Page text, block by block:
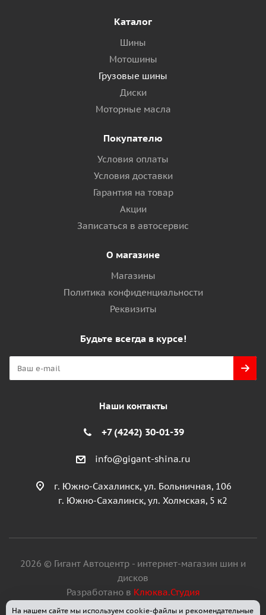
Каталог
Шины
Мотошины
Грузовые шины
Диски
Моторные масла
Покупателю
Условия оплаты
Условия доставки
Гарантия на товар
Акции
Записаться в автосервис
О магазине
Магазины
Политика конфиденциальности
Реквизиты
Будьте всегда в курсе!
Наши контакты
+7 (4242) 30-01-39
info@gigant-shina.ru
г. Южно-Сахалинск, ул. Больничная, 106
г. Южно-Сахалинск, ул. Холмская, 5 к2
2026 © Гигант Автоцентр - интернет-магазин шин и
дисков
Разработано в Клюква.Студия
На нашем сайте мы используем cookie-файлы и рекомендательные